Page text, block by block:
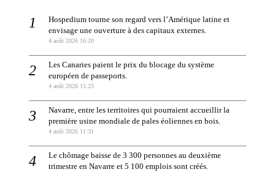
Hospedium tourne son regard vers l’Amérique latine et
envisage une ouverture à des capitaux externes.
4 août 2026 16:20
Les Canaries paient le prix du blocage du système
européen de passeports.
4 août 2026 15:23
Navarre, entre les territoires qui pourraient accueillir la
première usine mondiale de pales éoliennes en bois.
4 août 2026 11:31
Le chômage baisse de 3 300 personnes au deuxième
trimestre en Navarre et 5 100 emplois sont créés.